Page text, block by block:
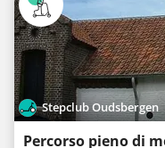
Stepclub Oudsbergen
Percorso pieno di